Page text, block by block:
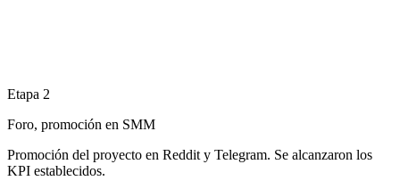
Etapa 2
Foro, promoción en SMM
Promoción del proyecto en Reddit y Telegram. Se alcanzaron los
KPI establecidos.